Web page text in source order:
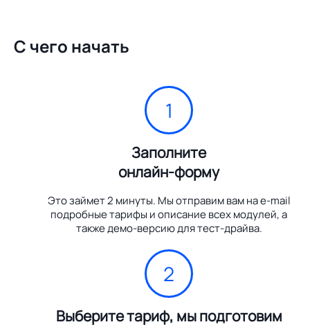
С чего начать
1
Заполните
онлайн-форму
Это займет 2 минуты. Мы отправим вам на e-mail
подробные тарифы и описание всех модулей, а
также демо-версию для тест-драйва.
2
Выберите тариф, мы подготовим